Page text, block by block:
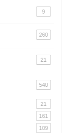
9
260
21
540
21
161
109